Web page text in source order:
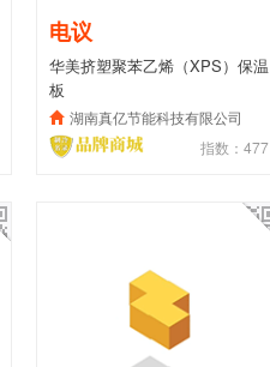
电议
华美挤塑聚苯乙烯（XPS）保温
板
湖南真亿节能科技有限公司
指数：477